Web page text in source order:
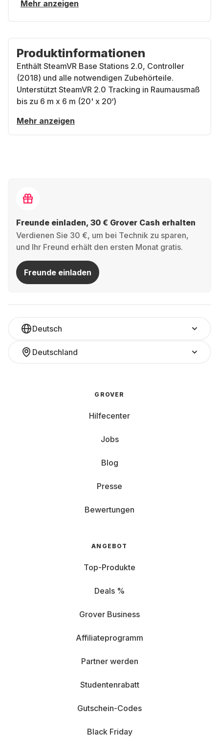
Mehr anzeigen
Produktinformationen
Enthält SteamVR Base Stations 2.0, Controller
(2018) und alle notwendigen Zubehörteile.
Unterstützt SteamVR 2.0 Tracking in Raumausmaß
bis zu 6 m x 6 m (20' x 20‘)
Mehr anzeigen
Freunde einladen, 30 € Grover Cash erhalten
Verdienen Sie 30 €, um bei Technik zu sparen,
und Ihr Freund erhält den ersten Monat gratis.
Freunde einladen
Deutsch
Deutschland
GROVER
Hilfecenter
Jobs
Blog
Presse
Bewertungen
ANGEBOT
Top-Produkte
Deals %
Grover Business
Affiliateprogramm
Partner werden
Studentenrabatt
Gutschein-Codes
Black Friday